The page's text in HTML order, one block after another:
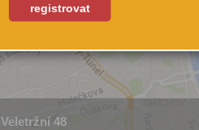
Veletržní 48
registrovat